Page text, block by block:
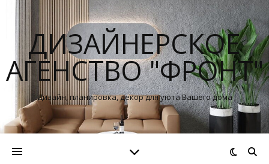
ДИЗАЙНЕРСКОЕ
АГЕНСТВО "ФРОНТ"
Дизайн, планировка, декор для уюта Вашего дома